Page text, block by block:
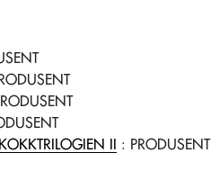
II : PRODUSENT